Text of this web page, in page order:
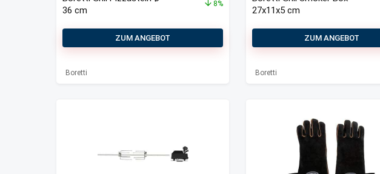
36 cm
8%
ZUM ANGEBOT
Boretti
27x11x5 cm
ZUM ANGEBOT
Boretti